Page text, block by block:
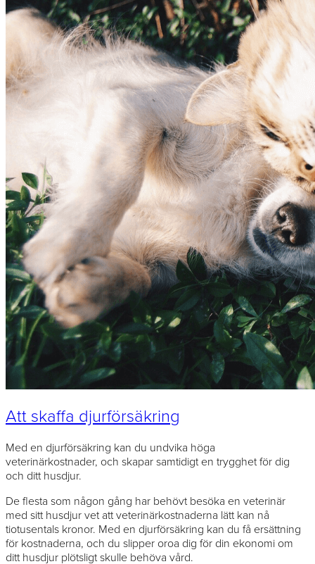
Att skaffa djurförsäkring
Med en djurförsäkring kan du undvika höga
veterinärkostnader, och skapar samtidigt en trygghet för dig
och ditt husdjur.
De flesta som någon gång har behövt besöka en veterinär
med sitt husdjur vet att veterinärkostnaderna lätt kan nå
tiotusentals kronor. Med en djurförsäkring kan du få ersättning
för kostnaderna, och du slipper oroa dig för din ekonomi om
ditt husdjur plötsligt skulle behöva vård.